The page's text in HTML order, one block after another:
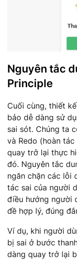
Nguyên tắc
Principle
Cuối cùng, thiết
bảo dễ dàng sử
sai sót. Chúng ta
và Redo (hoàn
quay trở lại thực
đó. Nguyên tắc
ngăn chặn các lỗi
tác sai của người
điều hướng người
đề hợp lý, đúng
Ví dụ, khi người
bị sai ở bước
dàng quay trở lại